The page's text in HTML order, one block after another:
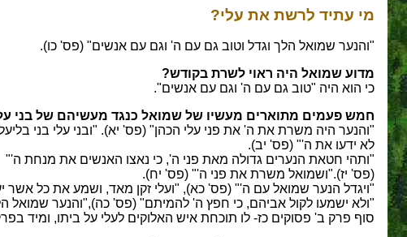
מי עתיד לרשת את עלי?
"והנער שמואל הלך וגדל וטוב גם עם ה' וגם עם אנשים" (פס' כו).
מדוע שמואל היה ראוי לשרת בקודש?
כי הוא היה "טוב גם עם ה' וגם עם אנשים".
חמש פעמים מתוארים מעשיו של שמואל כנגד מעשיהם של בני
"והנער היה משרת את ה' את פני עלי הכהן" (פס' יא). "ובני עלי בני
לא ידעו את ה'" (פס' יב).
"ותהי חטאת הנערים גדולה מאת פני ה', כי נאצו האנשים את מנחת ה'"
(פס' יז)."ושמואל משרת את פני ה'" (פס' יח).
"ויגדל הנער שמואל עם ה'" (פס' כא), "ועלי זקן מאד, ושמע את כל אשר
"ולא ישמעו לקול אביהם, כי חפץ ה' להמיתם" (פס' כה),"והנער שמואל
סוף פרק ב' פסוקים כז- לו תוכחת איש האלוקים לעלי על ביתו, ומיד